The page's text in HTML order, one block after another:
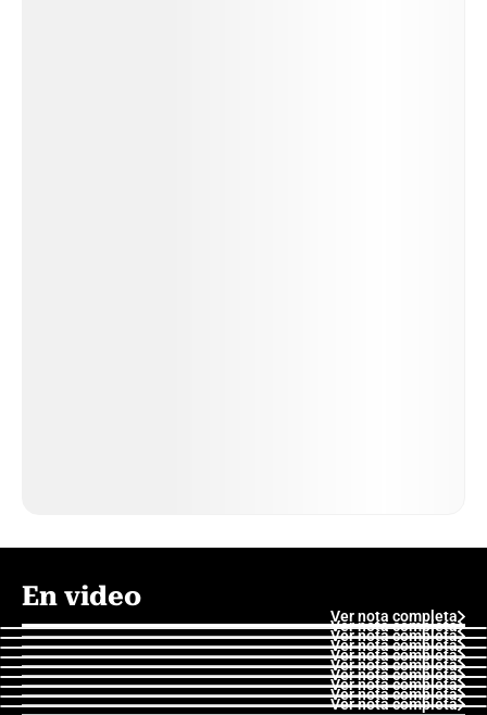
En video
Ver nota completa
Ver nota completa
Ver nota completa
Ver nota completa
Ver nota completa
Ver nota completa
Ver nota completa
Ver nota completa
Ver nota completa
Ver nota completa